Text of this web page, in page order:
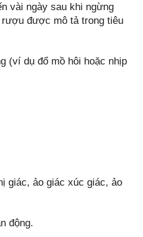
vài ngày sau khi ngừng
được mô tả trong tiêu
(ví dụ đổ mồ hôi hoặc nhịp
giác, ảo giác xúc giác, ảo
động.